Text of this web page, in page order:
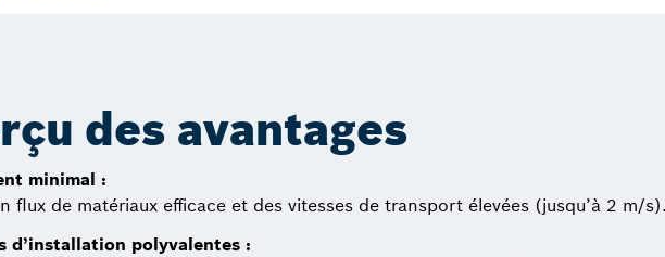
des avantages
minimal :
flux de matériaux efficace et des vitesses de transport élevées (jusqu’à 2 m/
d’installation polyvalentes :